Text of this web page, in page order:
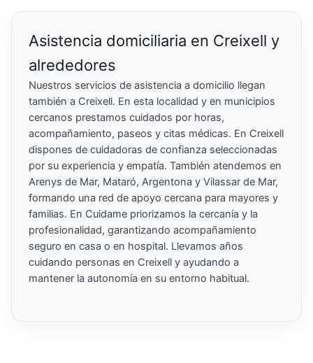
Asistencia domiciliaria en Creixell y
alrededores
Nuestros servicios de asistencia a domicilio llegan
también a Creixell. En esta localidad y en municipios
cercanos prestamos cuidados por horas,
acompañamiento, paseos y citas médicas. En Creixell
dispones de cuidadoras de confianza seleccionadas
por su experiencia y empatía. También atendemos en
Arenys de Mar, Mataró, Argentona y Vilassar de Mar,
formando una red de apoyo cercana para mayores y
familias. En Cuidame priorizamos la cercanía y la
profesionalidad, garantizando acompañamiento
seguro en casa o en hospital. Llevamos años
cuidando personas en Creixell y ayudando a
mantener la autonomía en su entorno habitual.